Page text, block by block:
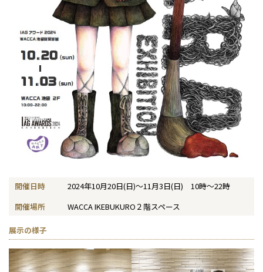
開催日時
2024年10月20日(日)～11月3日(日) 10時～22時
開催場所
WACCA IKEBUKURO２階スペース
展示の様子